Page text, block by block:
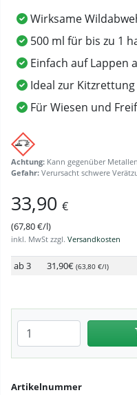
Wirksame
500 ml für bis zu 1
Einfach auf Lappen
Ideal zur
Für Wiesen und
Achtung: Kann gegenüber
Gefahr: Verursacht schwere
33,90 €
(67,80 €/l)
inkl. MwSt zzgl. Versandkosten
ab 3 31,90€ (63,80 €/l)
Anzahl eingeben
Artikelnummer